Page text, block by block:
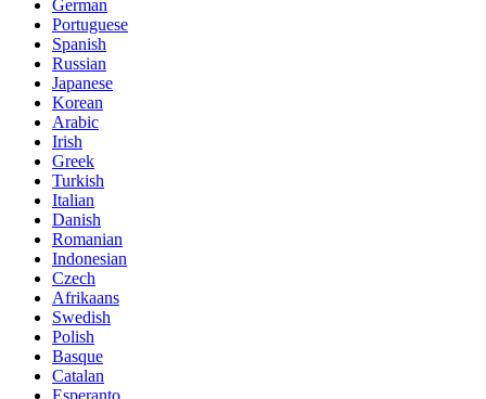
German
Portuguese
Spanish
Russian
Japanese
Korean
Arabic
Irish
Greek
Turkish
Italian
Danish
Romanian
Indonesian
Czech
Afrikaans
Swedish
Polish
Basque
Catalan
Esperanto